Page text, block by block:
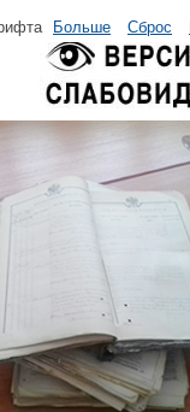
Больше Сброс